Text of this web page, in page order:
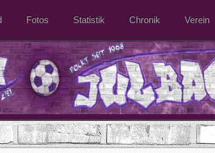
Fotos Statistik Chronik Verein